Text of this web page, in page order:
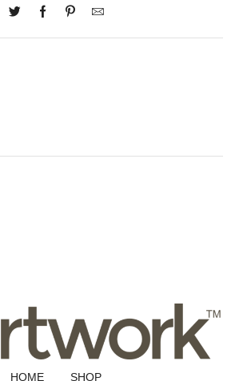
HOME SHOP